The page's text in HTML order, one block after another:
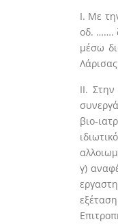
Ι. Με
οδ. …….
μέσω
ΙΙ.
βιο-
γ)